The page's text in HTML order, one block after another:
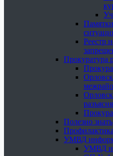
Реестр
Прокуратура
Полезно знать
УМВД
УМВД